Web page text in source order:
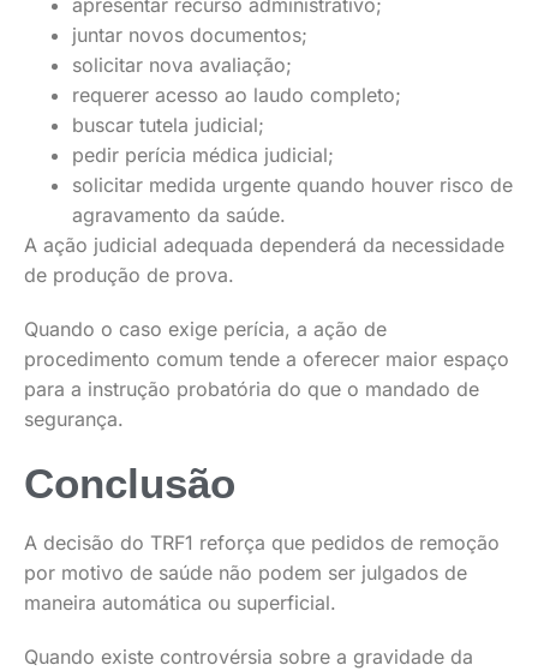
apresentar recurso administrativo;
juntar novos documentos;
solicitar nova avaliação;
requerer acesso ao laudo completo;
buscar tutela judicial;
pedir perícia médica judicial;
solicitar medida urgente quando houver risco de
agravamento da saúde.
A ação judicial adequada dependerá da necessidade
de produção de prova.
Quando o caso exige perícia, a ação de
procedimento comum tende a oferecer maior espaço
para a instrução probatória do que o mandado de
segurança.
Conclusão
A decisão do TRF1 reforça que pedidos de remoção
por motivo de saúde não podem ser julgados de
maneira automática ou superficial.
Quando existe controvérsia sobre a gravidade da